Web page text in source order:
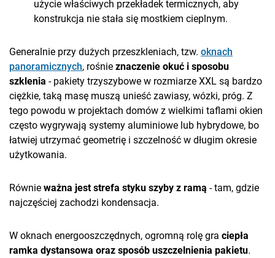
użycie właściwych przekładek termicznych, aby
konstrukcja nie stała się mostkiem cieplnym.
Generalnie przy dużych przeszkleniach, tzw. oknach
panoramicznych, rośnie znaczenie okuć i sposobu
szklenia - pakiety trzyszybowe w rozmiarze XXL są bardzo
ciężkie, taką masę muszą unieść zawiasy, wózki, próg. Z
tego powodu w projektach domów z wielkimi taflami okien
często wygrywają systemy aluminiowe lub hybrydowe, bo
łatwiej utrzymać geometrię i szczelność w długim okresie
użytkowania.
Równie ważna jest strefa styku szyby z ramą - tam, gdzie
najczęściej zachodzi kondensacja.
W oknach energooszczędnych, ogromną rolę gra ciepła
ramka dystansowa oraz sposób uszczelnienia pakietu.